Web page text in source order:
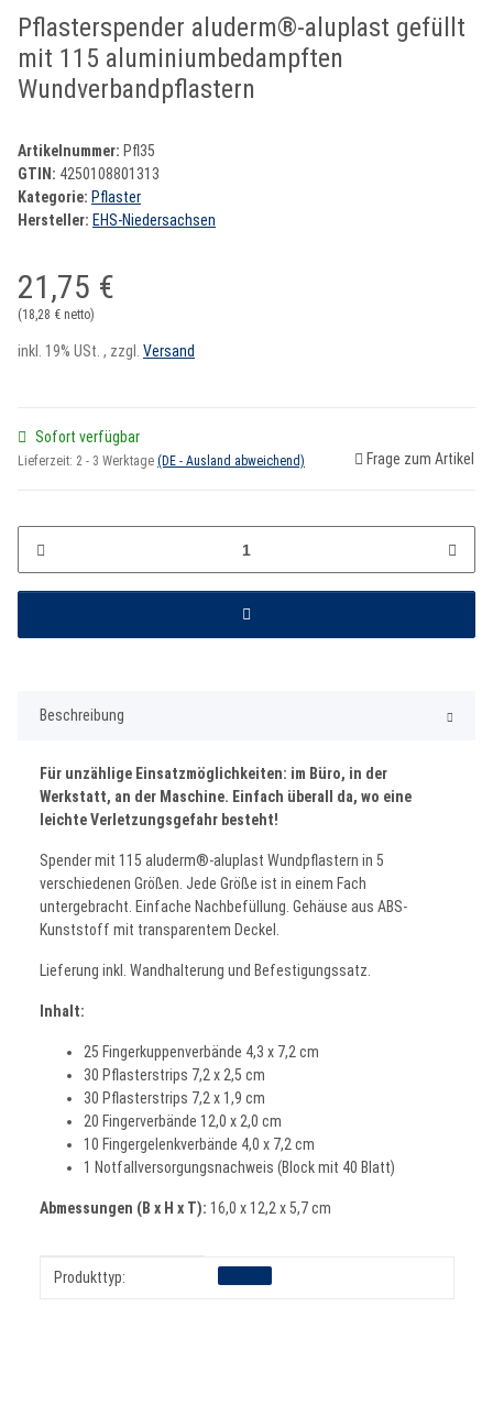
Pflasterspender aluderm®-aluplast gefüllt
mit 115 aluminiumbedampften
Wundverbandpflastern
Artikelnummer: Pfl35
GTIN: 4250108801313
Kategorie: Pflaster
Hersteller: EHS-Niedersachsen
21,75 €
(18,28 € netto)
inkl. 19% USt. , zzgl. Versand
Sofort verfügbar
Lieferzeit: 2 - 3 Werktage (DE - Ausland abweichend) Frage zum Artikel
Beschreibung
Für unzählige Einsatzmöglichkeiten: im Büro, in der
Werkstatt, an der Maschine. Einfach überall da, wo eine
leichte Verletzungsgefahr besteht!
Spender mit 115 aluderm®-aluplast Wundpflastern in 5
verschiedenen Größen. Jede Größe ist in einem Fach
untergebracht. Einfache Nachbefüllung. Gehäuse aus ABS-
Kunststoff mit transparentem Deckel.
Lieferung inkl. Wandhalterung und Befestigungssatz.
Inhalt:
25 Fingerkuppenverbände 4,3 x 7,2 cm
30 Pflasterstrips 7,2 x 2,5 cm
30 Pflasterstrips 7,2 x 1,9 cm
20 Fingerverbände 12,0 x 2,0 cm
10 Fingergelenkverbände 4,0 x 7,2 cm
1 Notfallversorgungsnachweis (Block mit 40 Blatt)
Abmessungen (B x H x T): 16,0 x 12,2 x 5,7 cm
Produkteigenschaft
Wert
Produkttyp: